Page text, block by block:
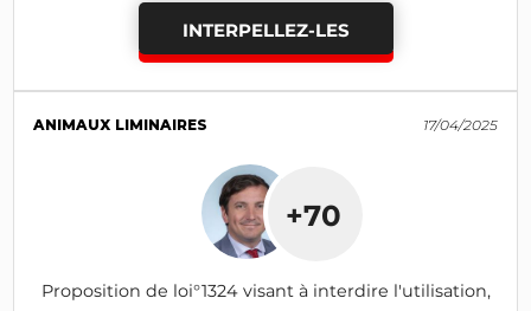
INTERPELLEZ-LES
ANIMAUX LIMINAIRES 17/04/2025
+70
Proposition de loi°1324 visant à interdire l'utilisation,